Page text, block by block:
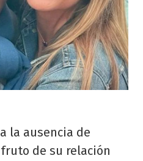
la ausencia de
de su relación